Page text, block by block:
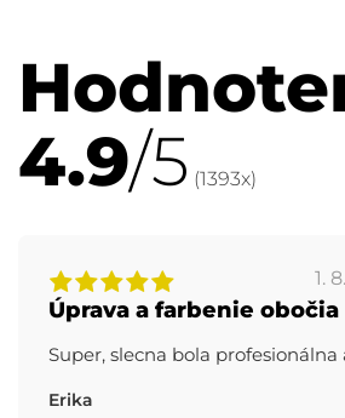
4.9/5 (1393x)
1.
Úprava a farbenie obočia
Super, slecna bola profesionálna
Erika